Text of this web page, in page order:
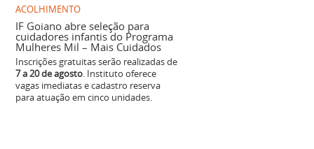
ACOLHIMENTO
IF Goiano abre seleção para
cuidadores infantis do Programa
Mulheres Mil – Mais Cuidados
Inscrições gratuitas serão realizadas de
7 a 20 de agosto. Instituto oferece
vagas imediatas e cadastro reserva
para atuação em cinco unidades.